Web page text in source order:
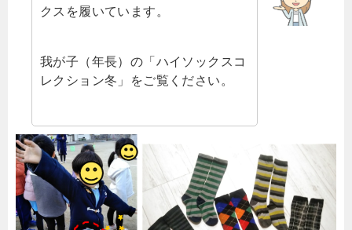
クスを履いています。
我が子（年長）の「ハイソックスコ
レクション冬」をご覧ください。